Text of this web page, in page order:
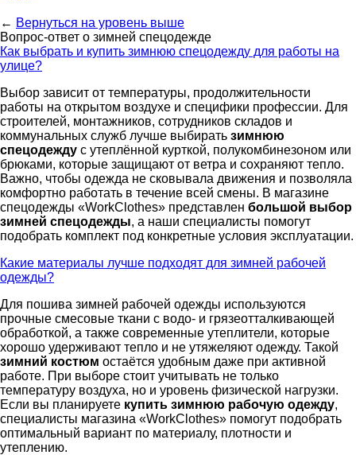
← Вернуться на уровень выше
Вопрос-ответ о зимней спецодежде
Как выбрать и купить зимнюю спецодежду для работы на
улице?
Выбор зависит от температуры, продолжительности
работы на открытом воздухе и специфики профессии. Для
строителей, монтажников, сотрудников складов и
коммунальных служб лучше выбирать зимнюю
спецодежду с утеплённой курткой, полукомбинезоном или
брюками, которые защищают от ветра и сохраняют тепло.
Важно, чтобы одежда не сковывала движения и позволяла
комфортно работать в течение всей смены. В магазине
спецодежды «WorkClothes» представлен большой выбор
зимней спецодежды, а наши специалисты помогут
подобрать комплект под конкретные условия эксплуатации.
Какие материалы лучше подходят для зимней рабочей
одежды?
Для пошива зимней рабочей одежды используются
прочные смесовые ткани с водо- и грязеотталкивающей
обработкой, а также современные утеплители, которые
хорошо удерживают тепло и не утяжеляют одежду. Такой
зимний костюм остаётся удобным даже при активной
работе. При выборе стоит учитывать не только
температуру воздуха, но и уровень физической нагрузки.
Если вы планируете купить зимнюю рабочую одежду,
специалисты магазина «WorkClothes» помогут подобрать
оптимальный вариант по материалу, плотности и
утеплению.